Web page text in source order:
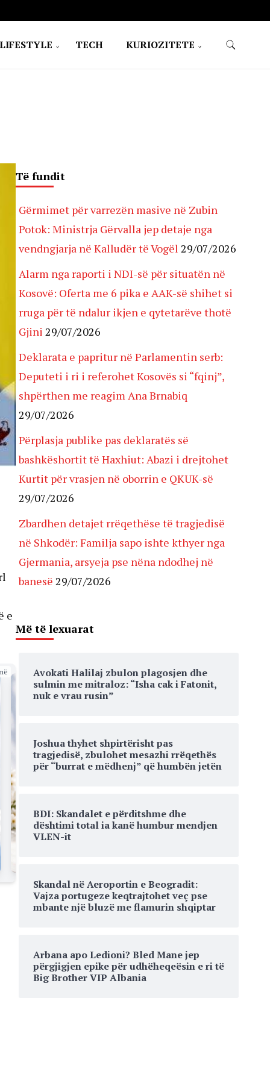
LIFESTYLE TECH KURIOZITETE
e
Të fundit
Gërmimet për varrezën masive në Zubin
Potok: Ministrja Gërvalla jep detaje nga
vendngjarja në Kalludër të Vogël 29/07/2026
Alarm nga raporti i NDI-së për situatën në
Kosovë: Oferta me 6 pika e AAK-së shihet si
rruga për të ndalur ikjen e qytetarëve thotë
Gjini 29/07/2026
Deklarata e papritur në Parlamentin serb:
Deputeti i ri i referohet Kosovës si “fqinj”,
shpërthen me reagim Ana Brnabiq
29/07/2026
Përplasja publike pas deklaratës së
bashkëshortit të Haxhiut: Abazi i drejtohet
Kurtit për vrasjen në oborrin e QKUK-së
29/07/2026
Zbardhen detajet rrëqethëse të tragjedisë
në Shkodër: Familja sapo ishte kthyer nga
Gjermania, arsyeja pse nëna ndodhej në
banesë 29/07/2026
Më të lexuarat
Avokati Halilaj zbulon plagosjen dhe
sulmin me mitraloz: “Isha cak i Fatonit,
nuk e vrau rusin”
Joshua thyhet shpirtërisht pas
tragjedisë, zbulohet mesazhi rrëqethës
për “burrat e mëdhenj” që humbën jetën
BDI: Skandalet e përditshme dhe
dështimi total ia kanë humbur mendjen
VLEN-it
Skandal në Aeroportin e Beogradit:
Vajza portugeze keqtrajtohet veç pse
mbante një bluzë me flamurin shqiptar
Arbana apo Ledioni? Bled Mane jep
përgjigjen epike për udhëheqeësin e ri të
Big Brother VIP Albania